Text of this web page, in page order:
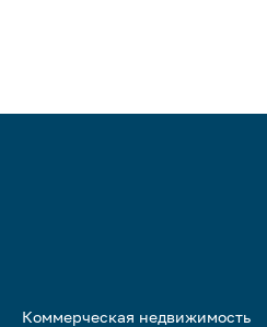
Коммерческая недвижимость